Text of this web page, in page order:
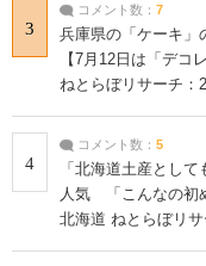
3
コメント数： 7
兵庫県の「ケーキ
【7月12日は「デコ
ねとらぼリサーチ：
4
コメント数： 5
「北海道土産とし
人気 「こんなの初
北海道 ねとらぼリサ